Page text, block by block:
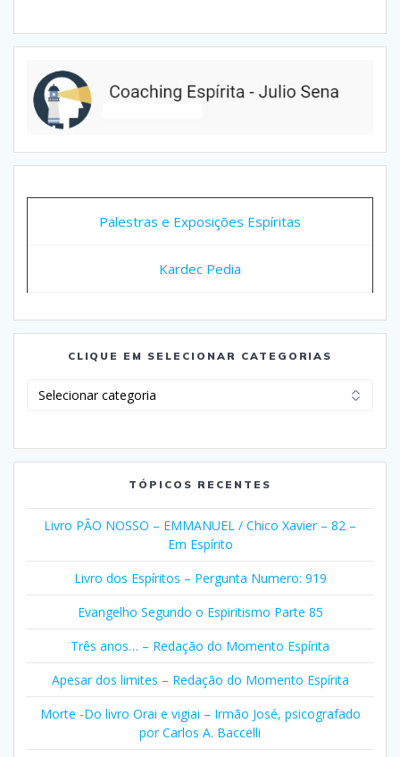
Palestras e Exposições Espíritas
Kardec Pedia
CLIQUE EM SELECIONAR CATEGORIAS
Categorias
TÓPICOS RECENTES
Livro PÃO NOSSO – EMMANUEL / Chico Xavier – 82 –
Em Espírito
Livro dos Espíritos – Pergunta Numero: 919
Evangelho Segundo o Espiritismo Parte 85
Três anos… – Redação do Momento Espírita
Apesar dos limites – Redação do Momento Espírita
Morte -Do livro Orai e vigiai – Irmão José, psicografado
por Carlos A. Baccelli